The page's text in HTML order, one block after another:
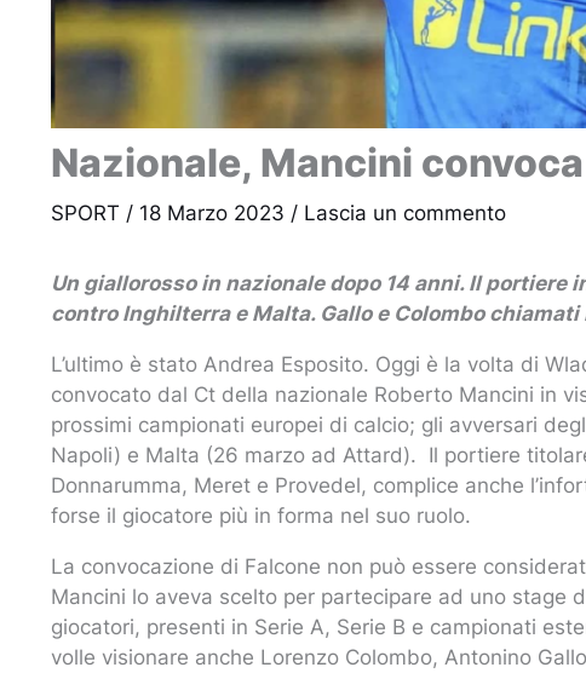
Nazionale, Mancini
SPORT / 18 Marzo 2023 / Lascia un commento
Un giallorosso in nazionale dopo 14 anni. Il
contro Inghilterra e Malta. Gallo e Colombo chiamati
L’ultimo è stato Andrea Esposito. Oggi è la volta di
convocato dal Ct della nazionale Roberto Mancini in
prossimi campionati europei di calcio; gli avversari
Napoli) e Malta (26 marzo ad Attard). Il portiere
Donnarumma, Meret e Provedel, complice anche
forse il giocatore più in forma nel suo ruolo.
La convocazione di Falcone non può essere
Mancini lo aveva scelto per partecipare ad uno stage
giocatori, presenti in Serie A, Serie B e campionati
volle visionare anche Lorenzo Colombo, Antonino